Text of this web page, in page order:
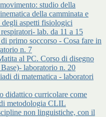
studio della
della camminata e
aspetti fisiologici
lab. da 11 a 15
primo soccorso - Cosa fare in
n. 7
al PC. Corso di disegno
laboratorio n. 20
di matematica - laboratori
didattico curricolare come
metodologia CLIL
non linguistiche, con il